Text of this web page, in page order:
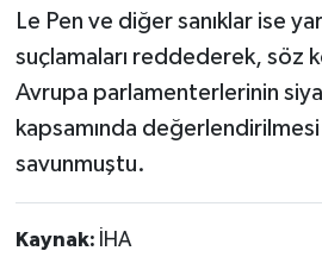
Le Pen ve diğer sanıklar ise
suçlamaları reddederek, söz
Avrupa parlamenterlerinin
kapsamında
savunmuştu.
Kaynak: İHA